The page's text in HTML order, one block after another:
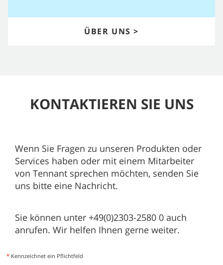
ÜBER UNS >
KONTAKTIEREN SIE UNS
Wenn Sie Fragen zu unseren Produkten oder
Services haben oder mit einem Mitarbeiter
von Tennant sprechen möchten, senden Sie
uns bitte eine Nachricht.
Sie können unter +49(0)2303-2580 0 auch
anrufen. Wir helfen Ihnen gerne weiter.
* Kennzeichnet ein Pflichtfeld